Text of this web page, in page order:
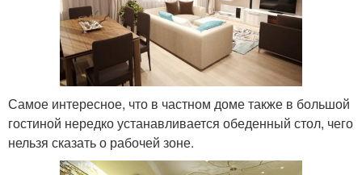
Самое интересное, что в частном доме также в большой
гостиной нередко устанавливается обеденный стол, чего
нельзя сказать о рабочей зоне.